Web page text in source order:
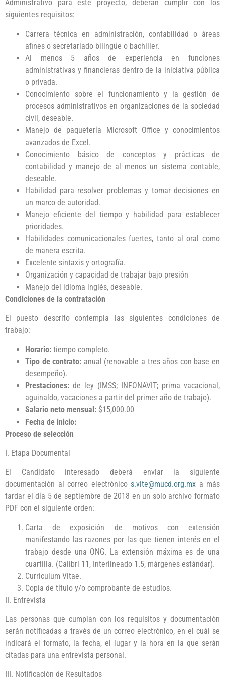
Administrativo para este proyecto, deberán cumplir con los
siguientes requisitos:
Carrera técnica en administración, contabilidad o áreas
afines o secretariado bilingüe o bachiller.
Al menos 5 años de experiencia en funciones
administrativas y financieras dentro de la iniciativa pública
o privada.
Conocimiento sobre el funcionamiento y la gestión de
procesos administrativos en organizaciones de la sociedad
civil, deseable.
Manejo de paquetería Microsoft Office y conocimientos
avanzados de Excel.
Conocimiento básico de conceptos y prácticas de
contabilidad y manejo de al menos un sistema contable,
deseable.
Habilidad para resolver problemas y tomar decisiones en
un marco de autoridad.
Manejo eficiente del tiempo y habilidad para establecer
prioridades.
Habilidades comunicacionales fuertes, tanto al oral como
de manera escrita.
Excelente sintaxis y ortografía.
Organización y capacidad de trabajar bajo presión
Manejo del idioma inglés, deseable.
Condiciones de la contratación
El puesto descrito contempla las siguientes condiciones de
trabajo:
Horario: tiempo completo.
Tipo de contrato: anual (renovable a tres años con base en
desempeño).
Prestaciones: de ley (IMSS; INFONAVIT; prima vacacional,
aguinaldo, vacaciones a partir del primer año de trabajo).
Salario neto mensual: $15,000.00
Fecha de inicio:
Proceso de selección
I. Etapa Documental
El Candidato interesado deberá enviar la siguiente
documentación al correo electrónico s.vite@mucd.org.mx a más
tardar el día 5 de septiembre de 2018 en un solo archivo formato
PDF con el siguiente orden:
Carta de exposición de motivos con extensión
manifestando las razones por las que tienen interés en el
trabajo desde una ONG. La extensión máxima es de una
cuartilla. (Calibri 11, Interlineado 1.5, márgenes estándar).
Curriculum Vitae.
Copia de título y/o comprobante de estudios.
II. Entrevista
Las personas que cumplan con los requisitos y documentación
serán notificadas a través de un correo electrónico, en el cuál se
indicará el formato, la fecha, el lugar y la hora en la que serán
citadas para una entrevista personal.
III. Notificación de Resultados